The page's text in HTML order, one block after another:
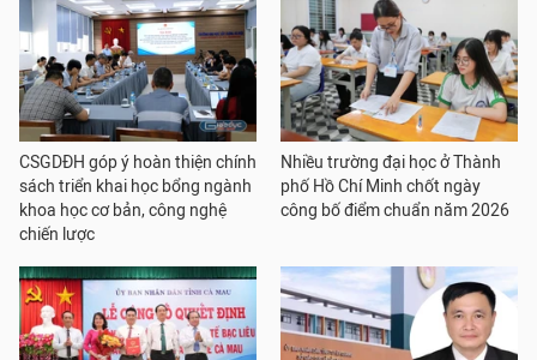
CSGDĐH góp ý hoàn thiện chính
sách triển khai học bổng ngành
khoa học cơ bản, công nghệ
chiến lược
Nhiều trường đại học ở Thành
phố Hồ Chí Minh chốt ngày
công bố điểm chuẩn năm 2026